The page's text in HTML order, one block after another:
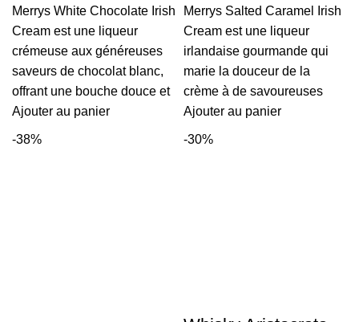
prix
initial
était :
10
000 CFA.
prix
actuel
est :
7
500 CFA.
Merrys White Chocolate Irish
Cream est une liqueur
crémeuse aux généreuses
saveurs de chocolat blanc,
offrant une bouche douce et
Ajouter au panier
prix
initial
était :
10
000 CFA.
prix
actuel
est :
7
500
Merrys Salted Caramel Irish
Cream est une liqueur
irlandaise gourmande qui
marie la douceur de la
crème à de savoureuses
Ajouter au panier
-38% -30%